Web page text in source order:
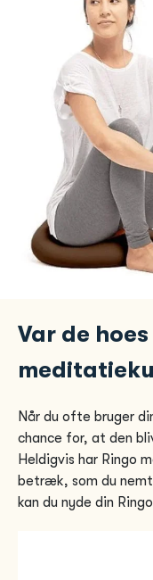
Var de
Når du ofte bruger
chance for, at den
Heldigvis har Ringo
betræk, som du
kan du nyde din